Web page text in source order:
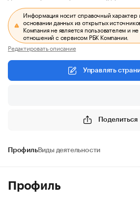
Информация носит справочный характер
основании данных из открытых
Компания не является пользователем и
отношений с сервисом РБК Компании.
Редактировать описание
Управлять
Поделиться
ПрофильВиды деятельности
Профиль